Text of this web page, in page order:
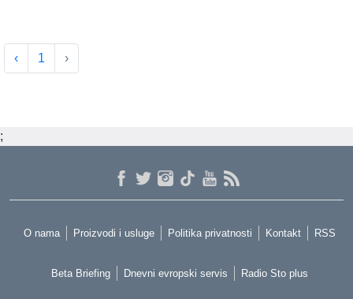
‹ 1 ›
;
O nama Proizvodi i usluge Politika privatnosti Kontakt RSS
Beta Briefing Dnevni evropski servis Radio Sto plus